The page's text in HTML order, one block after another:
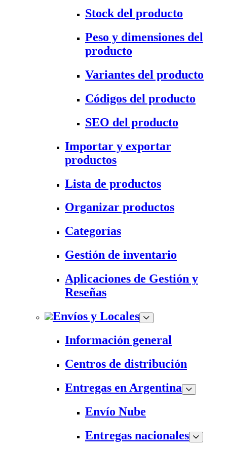
Stock del producto
Peso y dimensiones del
producto
Variantes del producto
Códigos del producto
SEO del producto
Importar y exportar
productos
Lista de productos
Organizar productos
Categorías
Gestión de inventario
Aplicaciones de Gestión y
Reseñas
Envíos y Locales
Información general
Centros de distribución
Entregas en Argentina
Envío Nube
Entregas nacionales